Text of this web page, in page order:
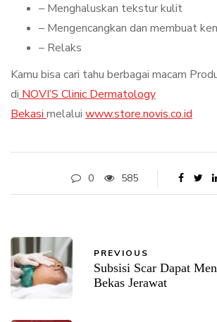
– Menghaluskan tekstur kulit
– Mengencangkan dan membuat
– Relaks
Kamu bisa cari tahu berbagai macam
di NOVI’S Clinic Dermatology
Bekasi melalui www.store.novis.co.id
0 585
PREVIOUS
Subsisi Scar Dapat
Bekas Jerawat